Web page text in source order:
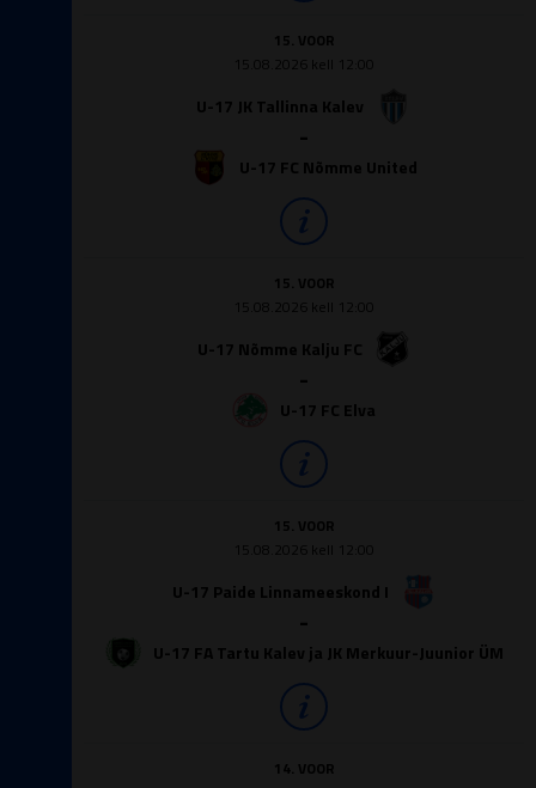
15. VOOR
15.08.2026 kell 12:00
U-17 JK Tallinna Kalev
-
U-17 FC Nõmme United
15. VOOR
15.08.2026 kell 12:00
U-17 Nõmme Kalju FC
-
U-17 FC Elva
15. VOOR
15.08.2026 kell 12:00
U-17 Paide Linnameeskond I
-
U-17 FA Tartu Kalev ja JK Merkuur-Juunior ÜM
14. VOOR